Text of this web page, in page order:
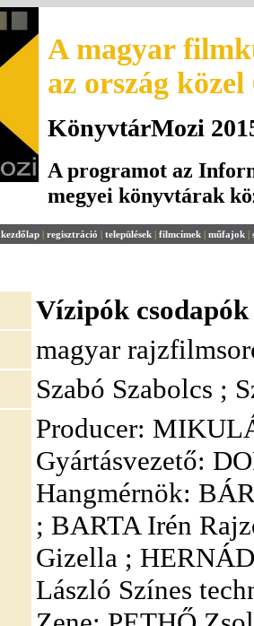
A magyar
az ország
KönyvtárMozi
A programot az
megyei könyvtárak
kezdőlap | regisztráció | települések | filmcímek | műfajok |
Vízipók
magyar
Szabó Szabolcs ;
Producer:
Gyártásvezető:
Hangmérnök:
; BARTA Irén
Gizella ;
László Színes